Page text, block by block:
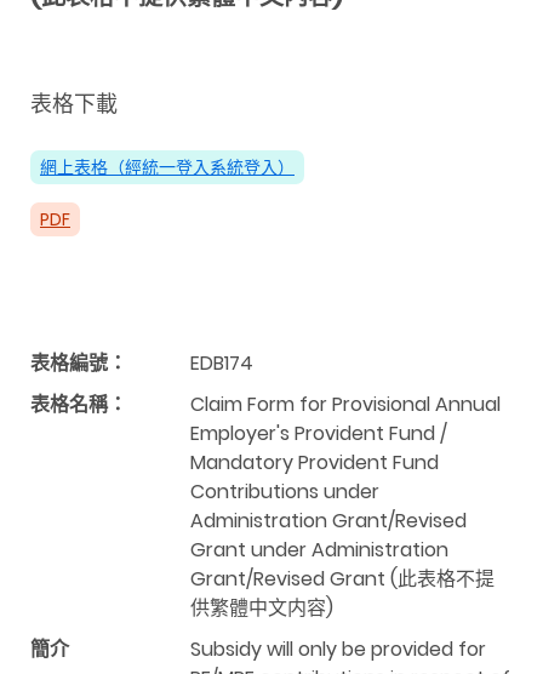
表格下載
網上表格（經統一登入系統登入）
PDF
表格編號：
EDB174
表格名稱：
Claim Form for Provisional Annual
Employer's Provident Fund /
Mandatory Provident Fund
Contributions under
Administration Grant/Revised
Grant under Administration
Grant/Revised Grant (此表格不提
供繁體中文内容)
簡介
Subsidy will only be provided for